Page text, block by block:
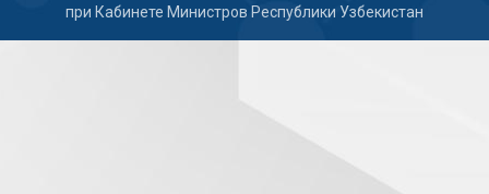
при Кабинете Министров Республики Узбекистан